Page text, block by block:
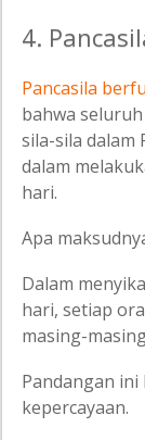
4.
Pancasila
bahwa
sila-sila dalam
dalam
hari.
Apa
Dalam
hari, setiap
masing-
Pandangan
kepercayaan.